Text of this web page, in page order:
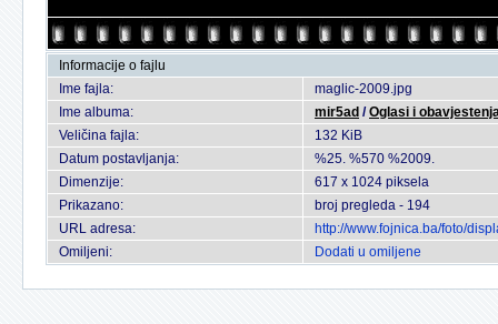
Informacije o fajlu
Ime fajla:
maglic-2009.jpg
Ime albuma:
mir5ad /Oglasi i
Veličina fajla:
132 KiB
Datum postavljanja:
%25. %570 %2009.
Dimenzije:
617 x 1024 piksela
Prikazano:
broj pregleda - 194
URL adresa:
http://www.fojnica.ba/foto/
Omiljeni:
Dodati u omiljene